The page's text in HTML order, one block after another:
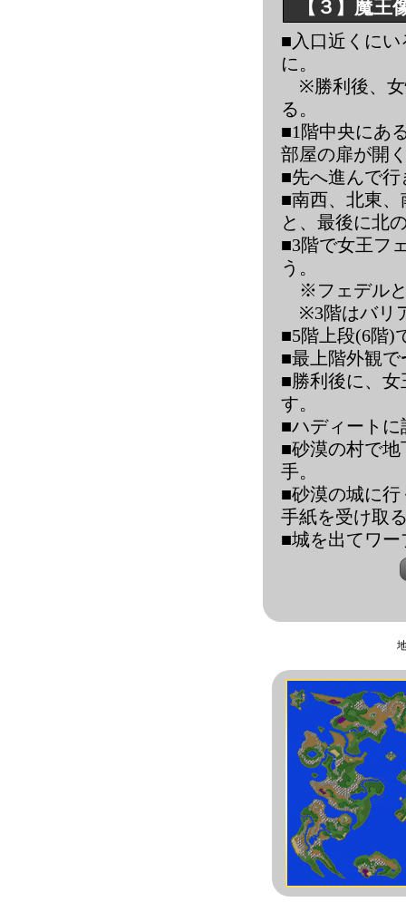
【３】魔王
■入口近くに
に。
※勝利後、女
る。
■1階中央にあ
部屋の扉が開
■先へ進んで
■南西、北東
と、最後に北
■3階で女王フ
う。
※ フェデル
※3階はバリ
■5階上段(6階)
■最上階外観で
■勝利後に、
す。
■ハディート
■砂漠の村で
手。
■砂漠の城に
手紙を受け取
■城を出てワ